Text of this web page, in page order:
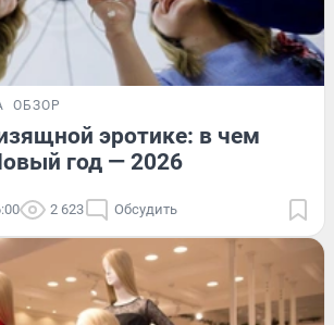
ОБЗОР
эротике: в чем
год — 2026
2 623 Обсудить